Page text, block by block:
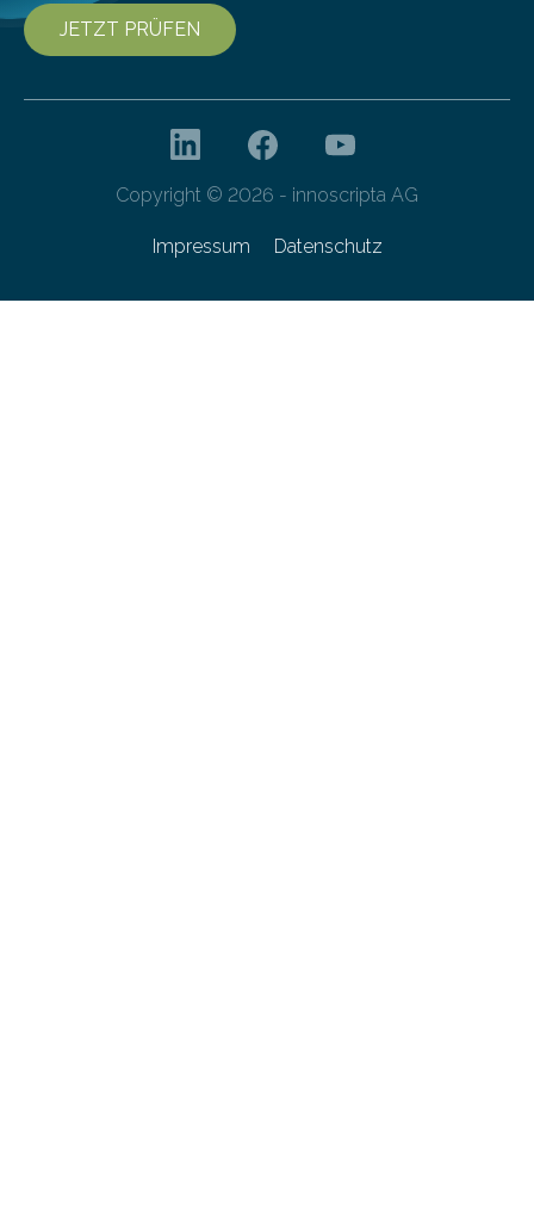
JETZT PRÜFEN
Copyright © 2026 - innoscripta AG
Impressum Datenschutz